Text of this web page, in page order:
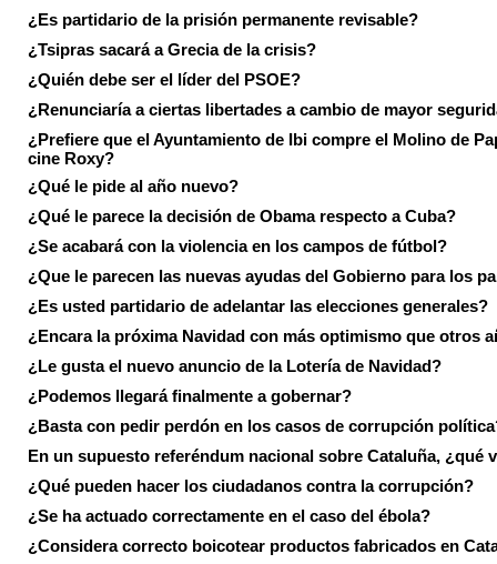
¿Es partidario de la prisión permanente revisable?
¿Tsipras sacará a Grecia de la crisis?
¿Quién debe ser el líder del PSOE?
¿Renunciaría a ciertas libertades a cambio de mayor
¿Prefiere que el Ayuntamiento de Ibi compre el Molino de
cine Roxy?
¿Qué le pide al año nuevo?
¿Qué le parece la decisión de Obama respecto a Cuba?
¿Se acabará con la violencia en los campos de fútbol?
¿Que le parecen las nuevas ayudas del Gobierno para los
¿Es usted partidario de adelantar las elecciones generales?
¿Encara la próxima Navidad con más optimismo que otros
¿Le gusta el nuevo anuncio de la Lotería de Navidad?
¿Podemos llegará finalmente a gobernar?
¿Basta con pedir perdón en los casos de corrupción
En un supuesto referéndum nacional sobre Cataluña, ¿qué
¿Qué pueden hacer los ciudadanos contra la corrupción?
¿Se ha actuado correctamente en el caso del ébola?
¿Considera correcto boicotear productos fabricados en